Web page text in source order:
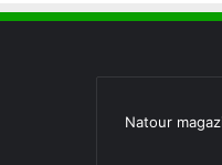
Natour